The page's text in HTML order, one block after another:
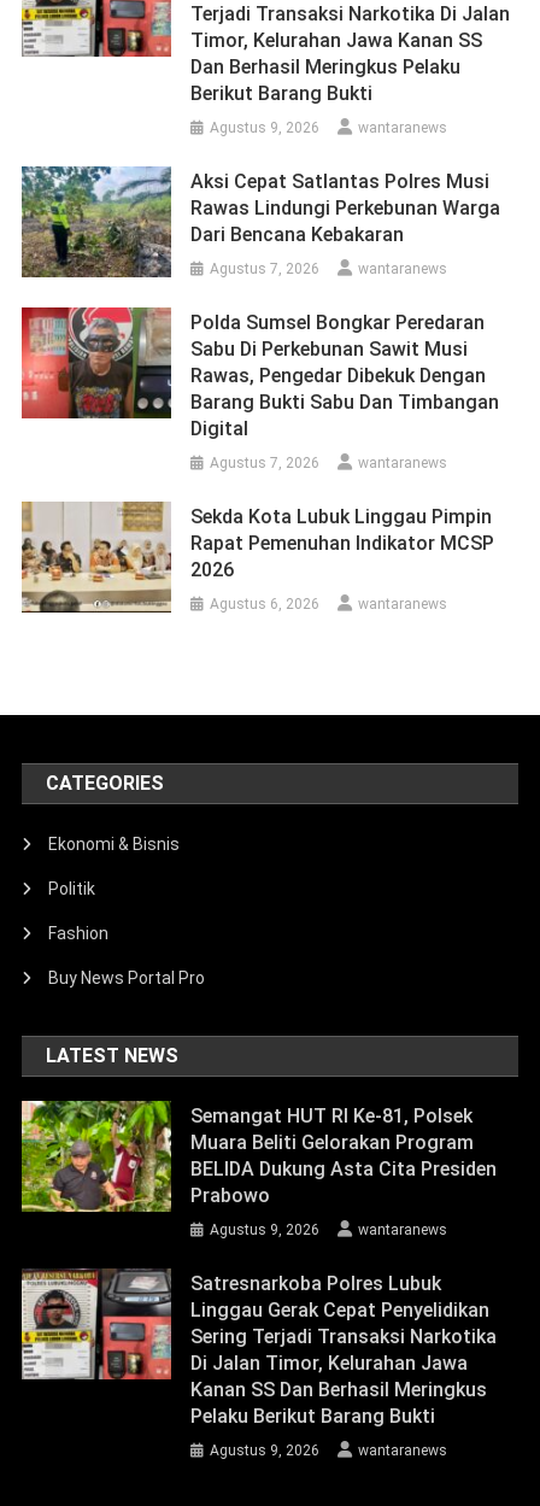
Terjadi Transaksi Narkotika Di Jalan
Timor, Kelurahan Jawa Kanan SS
Dan Berhasil Meringkus Pelaku
Berikut Barang Bukti
Agustus 9, 2026 wantaranews
Aksi Cepat Satlantas Polres Musi
Rawas Lindungi Perkebunan Warga
Dari Bencana Kebakaran
Agustus 7, 2026 wantaranews
Polda Sumsel Bongkar Peredaran
Sabu Di Perkebunan Sawit Musi
Rawas, Pengedar Dibekuk Dengan
Barang Bukti Sabu Dan Timbangan
Digital
Agustus 7, 2026 wantaranews
Sekda Kota Lubuk Linggau Pimpin
Rapat Pemenuhan Indikator MCSP
2026
Agustus 6, 2026 wantaranews
CATEGORIES
Ekonomi & Bisnis
Politik
Fashion
Buy News Portal Pro
LATEST NEWS
Semangat HUT RI Ke-81, Polsek
Muara Beliti Gelorakan Program
BELIDA Dukung Asta Cita Presiden
Prabowo
Agustus 9, 2026 wantaranews
Satresnarkoba Polres Lubuk
Linggau Gerak Cepat Penyelidikan
Sering Terjadi Transaksi Narkotika
Di Jalan Timor, Kelurahan Jawa
Kanan SS Dan Berhasil Meringkus
Pelaku Berikut Barang Bukti
Agustus 9, 2026 wantaranews